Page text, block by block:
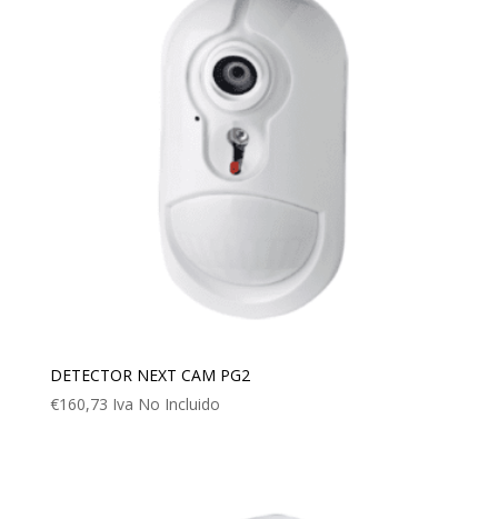
DETECTOR NEXT CAM PG2
€160,73 Iva No Incluido